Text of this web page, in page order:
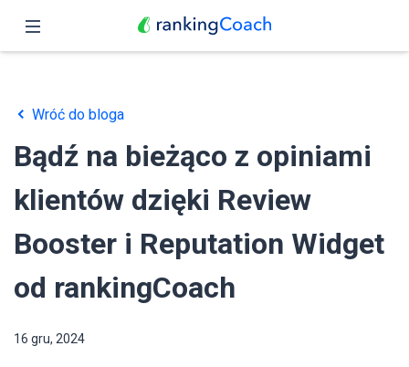
Funkcje
Ceny
Partnerzy
Blog
Polski
Wróć do bloga
Bądź na bieżąco z opiniami
klientów dzięki Review
Booster i Reputation Widget
od rankingCoach
16 gru, 2024